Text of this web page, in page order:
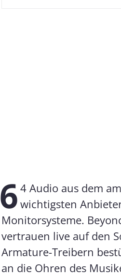
6 4 Audio aus dem
wichtigsten
Monitorsysteme.
vertrauen live auf den
Armature-Treibern
an die Ohren des